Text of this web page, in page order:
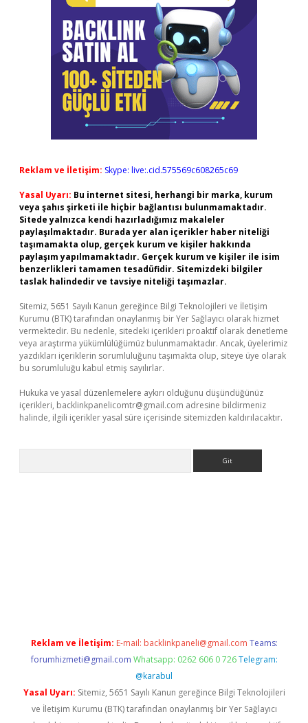
Reklam ve İletişim: Skype: live:.cid.575569c608265c69
Yasal Uyarı: Bu internet sitesi, herhangi bir marka, kurum
veya şahıs şirketi ile hiçbir bağlantısı bulunmamaktadır.
Sitede yalnızca kendi hazırladığımız makaleler
paylaşılmaktadır. Burada yer alan içerikler haber niteliği
taşımamakta olup, gerçek kurum ve kişiler hakkında
paylaşım yapılmamaktadır. Gerçek kurum ve kişiler ile isim
benzerlikleri tamamen tesadüfidir. Sitemizdeki bilgiler
taslak halindedir ve tavsiye niteliği taşımazlar.
Sitemiz, 5651 Sayılı Kanun gereğince Bilgi Teknolojileri ve İletişim
Kurumu (BTK) tarafından onaylanmış bir Yer Sağlayıcı olarak hizmet
vermektedir. Bu nedenle, sitedeki içerikleri proaktif olarak denetleme
veya araştırma yükümlülüğümüz bulunmamaktadır. Ancak, üyelerimiz
yazdıkları içeriklerin sorumluluğunu taşımakta olup, siteye üye olarak
bu sorumluluğu kabul etmiş sayılırlar.
Hukuka ve yasal düzenlemelere aykırı olduğunu düşündüğünüz
içerikleri, backlinkpanelicomtr@gmail.com adresine bildirmeniz
halinde, ilgili içerikler yasal süre içerisinde sitemizden kaldırılacaktır.
Reklam ve İletişim: E-mail: backlinkpaneli@gmail.com Teams:
forumhizmeti@gmail.com Whatsapp: 0262 606 0 726 Telegram:
@karabul
Yasal Uyarı: Sitemiz, 5651 Sayılı Kanun gereğince Bilgi Teknolojileri
ve İletişim Kurumu (BTK) tarafından onaylanmış bir Yer Sağlayıcı